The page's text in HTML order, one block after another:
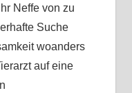
Neffe von zu
Suche
woanders
auf eine